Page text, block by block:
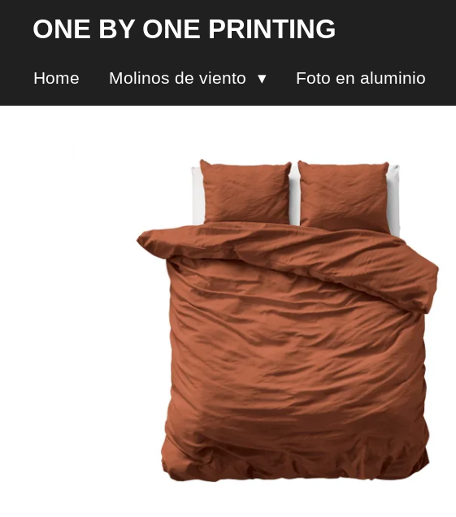
contenido
ONE BY ONE PRINTING
Home Molinos de viento Foto en aluminio